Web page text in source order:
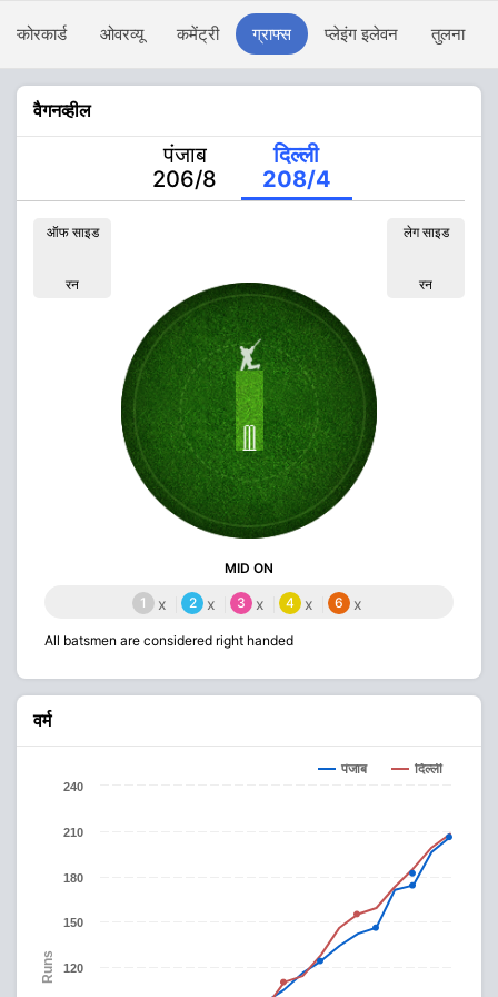
स्कोरकार्ड ओवरव्यू कमेंट्री ग्राफ्स प्लेइंग इलेवन तुलना
वैगनव्हील
पंजाब
206/8
दिल्ली
208/4
ऑफ साइड
रन
लेग साइड
रन
MID ON
1 x 2 x 3 x 4 x 6 x
All batsmen are considered right handed
वर्म
Runs
पंजाब दिल्ली
120
150
180
210
240